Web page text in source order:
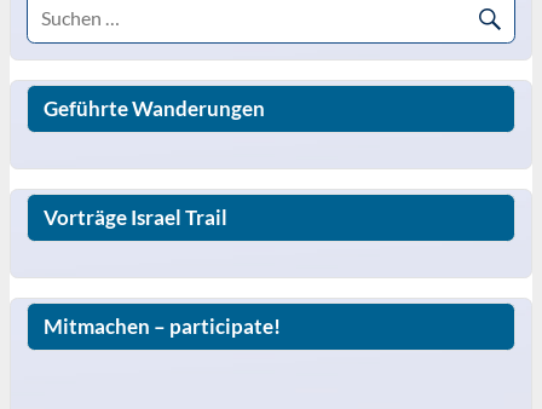
Geführte Wanderungen
Vorträge Israel Trail
Mitmachen – participate!